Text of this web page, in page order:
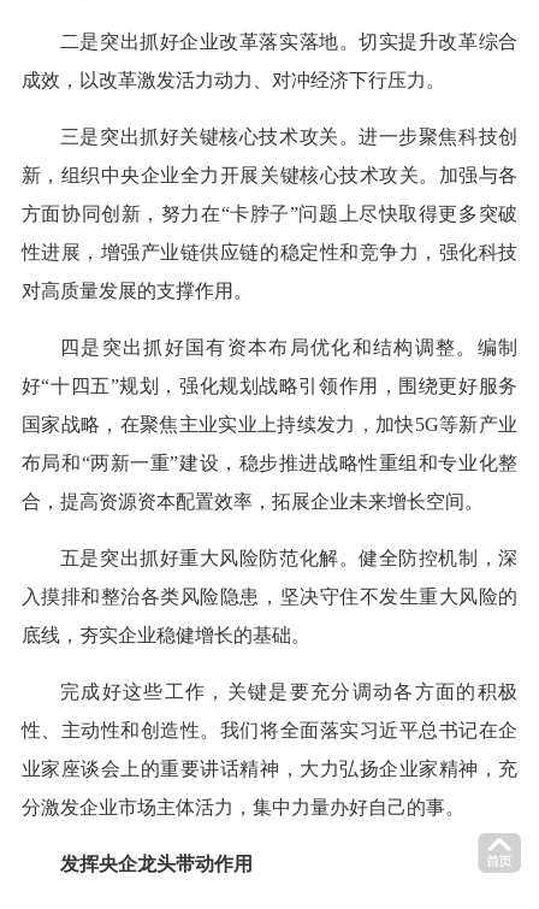
二是突出抓好企业改革落实落地。切实提升改革综合
成效，以改革激发活力动力、对冲经济下行压力。
三是突出抓好关键核心技术攻关。进一步聚焦科技创
新，组织中央企业全力开展关键核心技术攻关。加强与各
方面协同创新，努力在“卡脖子”问题上尽快取得更多突破
性进展，增强产业链供应链的稳定性和竞争力，强化科技
对高质量发展的支撑作用。
四是突出抓好国有资本布局优化和结构调整。编制
好“十四五”规划，强化规划战略引领作用，围绕更好服务
国家战略，在聚焦主业实业上持续发力，加快5G等新产业
布局和“两新一重”建设，稳步推进战略性重组和专业化整
合，提高资源资本配置效率，拓展企业未来增长空间。
五是突出抓好重大风险防范化解。健全防控机制，深
入摸排和整治各类风险隐患，坚决守住不发生重大风险的
底线，夯实企业稳健增长的基础。
完成好这些工作，关键是要充分调动各方面的积极
性、主动性和创造性。我们将全面落实习近平总书记在企
业家座谈会上的重要讲话精神，大力弘扬企业家精神，充
分激发企业市场主体活力，集中力量办好自己的事。
发挥央企龙头带动作用